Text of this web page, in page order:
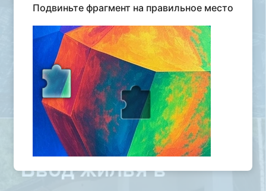
Подвиньте фрагмент на правильное место